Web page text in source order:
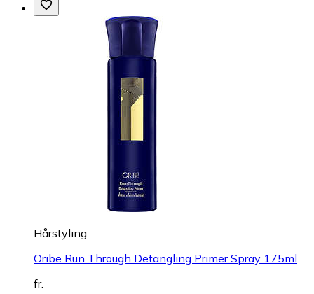
Hårstyling
Oribe Run Through Detangling Primer Spray 175ml
fr.